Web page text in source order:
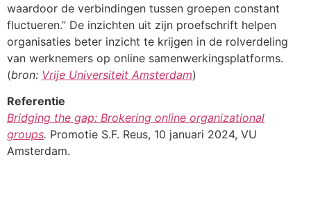
waardoor de verbindingen tussen groepen constant
fluctueren.” De inzichten uit zijn proefschrift helpen
organisaties beter inzicht te krijgen in de rolverdeling
van werknemers op online samenwerkingsplatforms.
(bron: Vrije Universiteit Amsterdam)
Referentie
Bridging the gap: Brokering online organizational
groups. Promotie S.F. Reus, 10 januari 2024, VU
Amsterdam.